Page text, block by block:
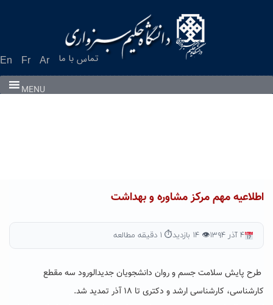
En Fr Ar تماس با ما
MENU
اطلاعیه مهم مرکز مشاوره و بهداشت
۴ آذر ۱۳۹۴ 👁 ۱۴ بازدید ⏱ ۱ دقیقه مطالعه
طرح پایش سلامت جسم و روان دانشجویان جدیدالورود سه مقطع
کارشناسی، کارشناسی ارشد و دکتری تا ۱۸ آذر تمدید شد.